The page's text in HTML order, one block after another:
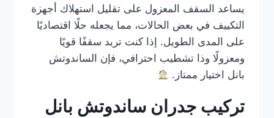
يساعد السقف المعزول على تقليل استهلاك أجهزة
التكييف في بعض الحالات، مما يجعله حلًا اقتصاديًا
على المدى الطويل. إذا كنت تريد سقفًا قويًا
ومعزولًا وذا تشطيب احترافي، فإن الساندوتش
بانل اختيار ممتاز.
تركيب جدران ساندوتش بانل